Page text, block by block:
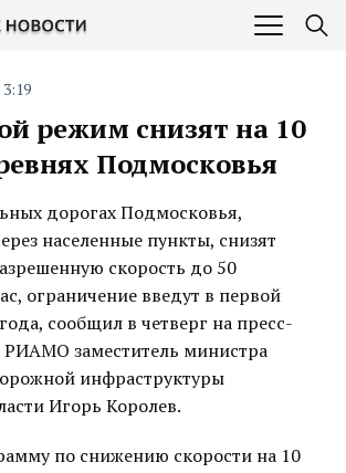
режим снизят на 10
Подмосковья
дорогах Подмосковья,
населенные пункты, снизят
скорость до 50
ограничение введут в первой
сообщил в четверг на пресс-
заместитель министра
инфраструктуры
Игорь Королев.
по снижению скорости на 10